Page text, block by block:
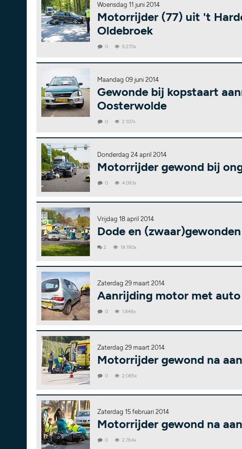
Woensdag 11 juni 2014
Motorrijder (77) uit 't
Oldebroek
0 9.270x
Maandag 09 juni 2014
Gewonde bij kopstaart
Oosterwolde
0 2.107x
Donderdag 24 april 2014
Motorrijder gewond bij
0 4.093x
Vrijdag 18 april 2014
Dode en
2 18.190x
Zaterdag 29 maart 2014
Aanrijding motor met auto
0 1.849x
Zaterdag 29 maart 2014
Motorrijder gewond na
0 2.085x
Zaterdag 15 februari 2014
Motorrijder gewond na
0 2.764x